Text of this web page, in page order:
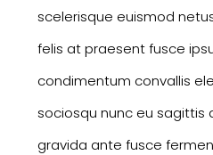
scelerisque euismod
felis at praesent fusce
condimentum convallis
sociosqu nunc eu sagittis
gravida ante fusce